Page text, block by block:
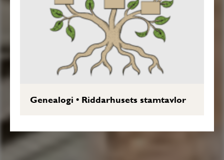
Genealogi • Riddarhusets stamtavlor